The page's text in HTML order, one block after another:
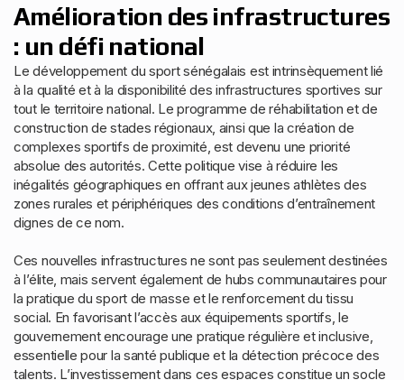
Amélioration des infrastructures
: un défi national
Le développement du sport sénégalais est intrinsèquement lié
à la qualité et à la disponibilité des infrastructures sportives sur
tout le territoire national. Le programme de réhabilitation et de
construction de stades régionaux, ainsi que la création de
complexes sportifs de proximité, est devenu une priorité
absolue des autorités. Cette politique vise à réduire les
inégalités géographiques en offrant aux jeunes athlètes des
zones rurales et périphériques des conditions d’entraînement
dignes de ce nom.
Ces nouvelles infrastructures ne sont pas seulement destinées
à l’élite, mais servent également de hubs communautaires pour
la pratique du sport de masse et le renforcement du tissu
social. En favorisant l’accès aux équipements sportifs, le
gouvernement encourage une pratique régulière et inclusive,
essentielle pour la santé publique et la détection précoce des
talents. L’investissement dans ces espaces constitue un socle